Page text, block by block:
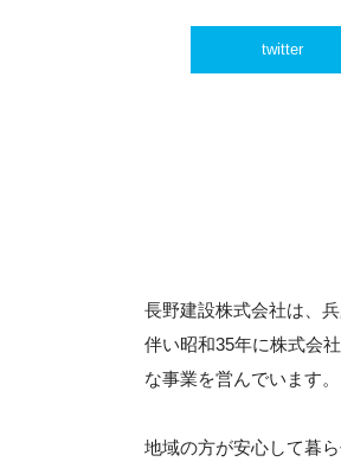
twitter
長野建設株式会社は、
伴い昭和35年に株式会
な事業を営んでいます。
地域の方が安心して暮